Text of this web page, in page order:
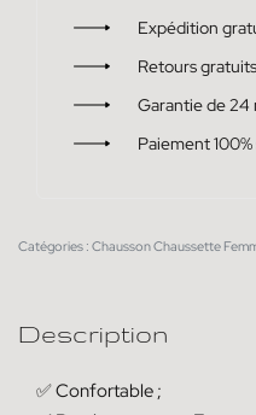
Expédition
Retours
Garantie de 24
Paiement
Catégories : Chausson Chaussette
Description
✅ Confortable ;